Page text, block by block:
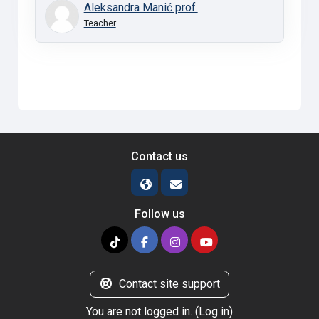
Aleksandra Manić prof.
Teacher
Contact us
Follow us
Contact site support
You are not logged in. ( Log in)